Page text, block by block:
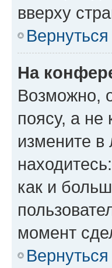
вверху
На
Возможно,
поясу, а не
измените в
как и
момент